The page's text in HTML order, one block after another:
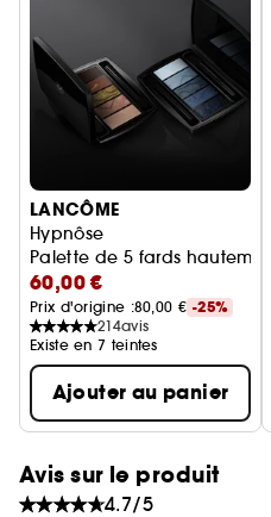
bonheur depuis 1935.
LANCÔME
Hypnôse
Palette de 5 fards
60,00 €
Prix d'origine :80,00 € -25%
214avis
Existe en 7 teintes
Ajouter au panier
Avis sur le produit
4.7/5